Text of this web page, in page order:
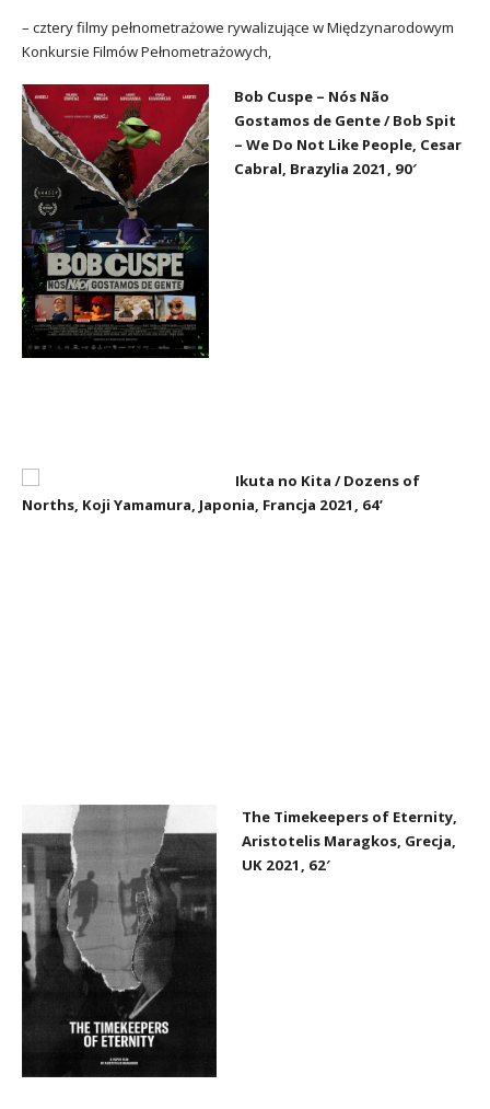
– cztery filmy pełnometrażowe rywalizujące w Międzynarodowym
Konkursie Filmów Pełnometrażowych,
Bob Cuspe – Nós Não
Gostamos de Gente / Bob Spit
– We Do Not Like People, Cesar
Cabral, Brazylia 2021, 90′
Ikuta no Kita / Dozens of
Norths, Koji Yamamura, Japonia, Francja 2021, 64’
The Timekeepers of Eternity,
Aristotelis Maragkos, Grecja,
UK 2021, 62′